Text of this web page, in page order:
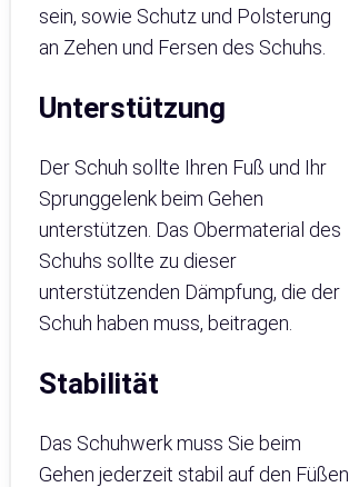
sein, sowie Schutz und Polsterung
an Zehen und Fersen des Schuhs.
Unterstützung
Der Schuh sollte Ihren Fuß und Ihr
Sprunggelenk beim Gehen
unterstützen. Das Obermaterial des
Schuhs sollte zu dieser
unterstützenden Dämpfung, die der
Schuh haben muss, beitragen.
Stabilität
Das Schuhwerk muss Sie beim
Gehen jederzeit stabil auf den Füßen